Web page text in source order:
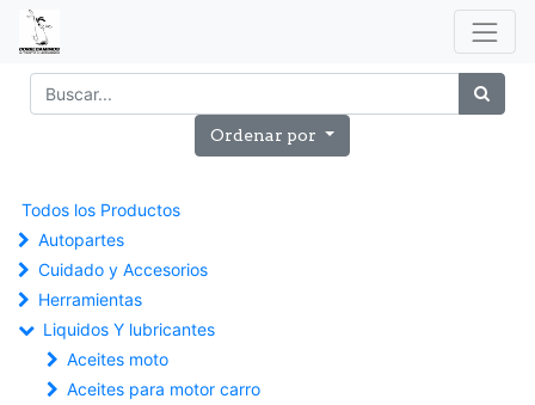
Ordenar por
Todos los Productos
Autopartes
Cuidado y Accesorios
Herramientas
Liquidos Y lubricantes
Aceites moto
Aceites para motor carro